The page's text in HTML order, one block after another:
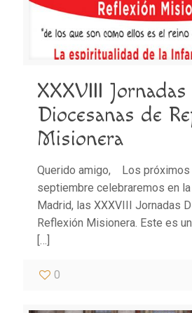
XXXVIII Jornadas
Diocesanas de
Misionera
Querido amigo, Los próximos
septiembre celebraremos en
Madrid, las XXXVIII Jornadas
Reflexión Misionera. Este es
[…]
0